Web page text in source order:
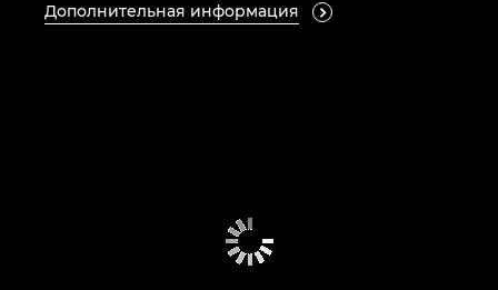
Дополнительная информация 